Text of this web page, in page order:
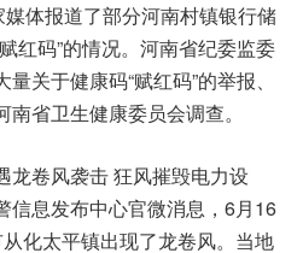
体报道了部分河南村镇银行储
红码”的情况。河南省纪委监委
关于健康码“赋红码”的举报、
省卫生健康委员会调查。
龙卷风袭击 狂风摧毁电力设
信息发布中心官微消息，6月16
化太平镇出现了龙卷风。当地